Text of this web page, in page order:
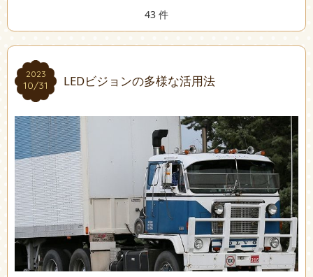
43 件
2023
10/31
2023
10/31 LEDビジョンの多様な活用法